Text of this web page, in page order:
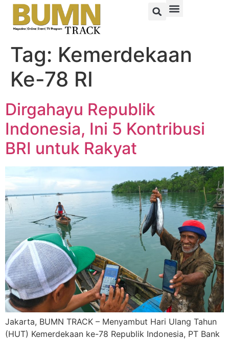
Tag: Kemerdekaan
Ke-78 RI
Dirgahayu Republik
Indonesia, Ini 5 Kontribusi
BRI untuk Rakyat
Jakarta, BUMN TRACK – Menyambut Hari Ulang Tahun
(HUT) Kemerdekaan ke-78 Republik Indonesia, PT Bank